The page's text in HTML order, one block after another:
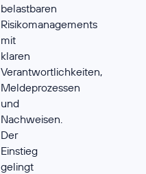
belastbaren
Risikomanagements
mit
klaren
Verantwortlichkeiten,
Meldeprozessen
und
Nachweisen.
Der
Einstieg
gelingt